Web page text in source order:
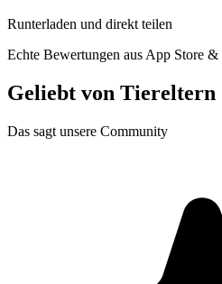
Runterladen und direkt teilen
Echte Bewertungen aus App Store
Geliebt von Tiereltern
Das sagt unsere Community